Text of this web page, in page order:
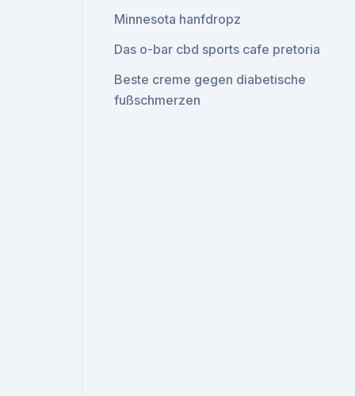
Minnesota hanfdropz
Das o-bar cbd sports cafe pretoria
Beste creme gegen diabetische
fußschmerzen